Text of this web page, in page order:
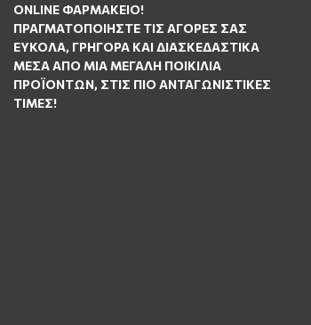
ΟNLINE ΦΑΡΜΑΚΕΊΟ!
ΠΡΑΓΜΑΤΟΠΟΙΉΣΤΕ ΤΙΣ ΑΓΟΡΈΣ ΣΑΣ
ΕΎΚΟΛΑ, ΓΡΉΓΟΡΑ ΚΑΙ ΔΙΑΣΚΕΔΑΣΤΙΚΆ
ΜΈΣΑ ΑΠΌ ΜΙΑ ΜΕΓΆΛΗ ΠΟΙΚΙΛΊΑ
ΠΡΟΪΌΝΤΩΝ, ΣΤΙΣ ΠΙΟ ΑΝΤΑΓΩΝΙΣΤΙΚΈΣ
ΤΙΜΈΣ!